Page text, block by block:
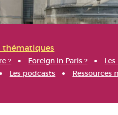
thématiques
? Foreign in Paris ?
Les podcasts Ressources